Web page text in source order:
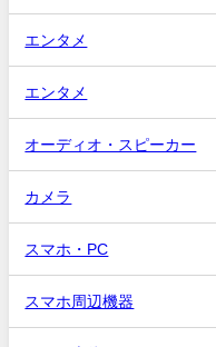
エンタメ
エンタメ
オーディオ・スピーカー
カメラ
スマホ・PC
スマホ周辺機器